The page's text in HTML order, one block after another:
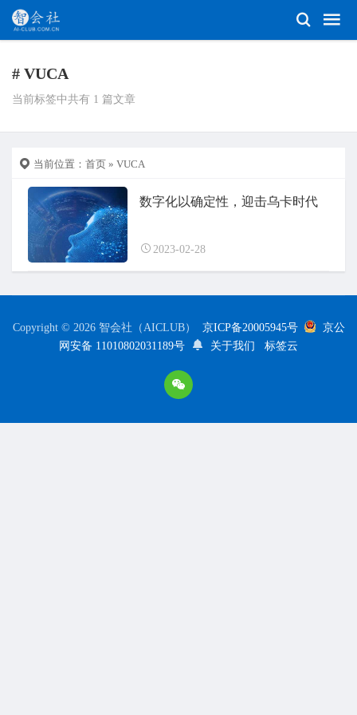
# VUCA
当前标签中共有 1 篇文章
当前位置： 首页 » VUCA
数字化以确定性，迎击乌卡时代
2023-02-28
Copyright © 2026 智会社（AICLUB） 京ICP备20005945号
京公
网安备 11010802031189号
关于我们 标签云